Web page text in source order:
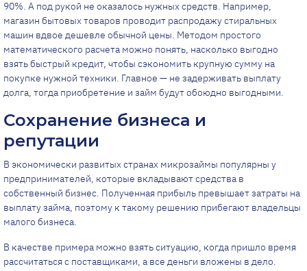
90%. А под рукой не оказалось нужных средств. Например,
магазин бытовых товаров проводит распродажу стиральных
машин вдвое дешевле обычной цены. Методом простого
математического расчета можно понять, насколько выгодно
взять быстрый кредит, чтобы сэкономить крупную сумму на
покупке нужной техники. Главное — не задерживать выплату
долга, тогда приобретение и займ будут обоюдно выгодными.
Сохранение бизнеса и
репутации
В экономически развитых странах микрозаймы популярны у
предпринимателей, которые вкладывают средства в
собственный бизнес. Полученная прибыль превышает затраты на
выплату займа, поэтому к такому решению прибегают владельцы
малого бизнеса.
В качестве примера можно взять ситуацию, когда пришло время
рассчитаться с поставщиками, а все деньги вложены в дело.